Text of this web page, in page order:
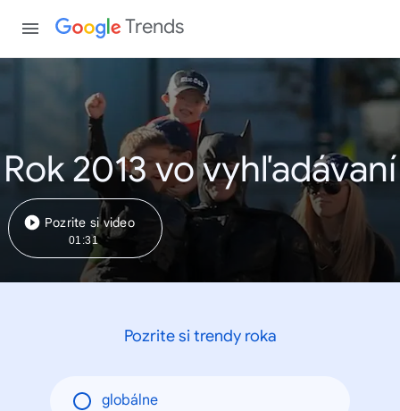
Trends
Rok 2013 vo vyhľadávaní
Pozrite si video
01:31
Pozrite si trendy roka
globálne